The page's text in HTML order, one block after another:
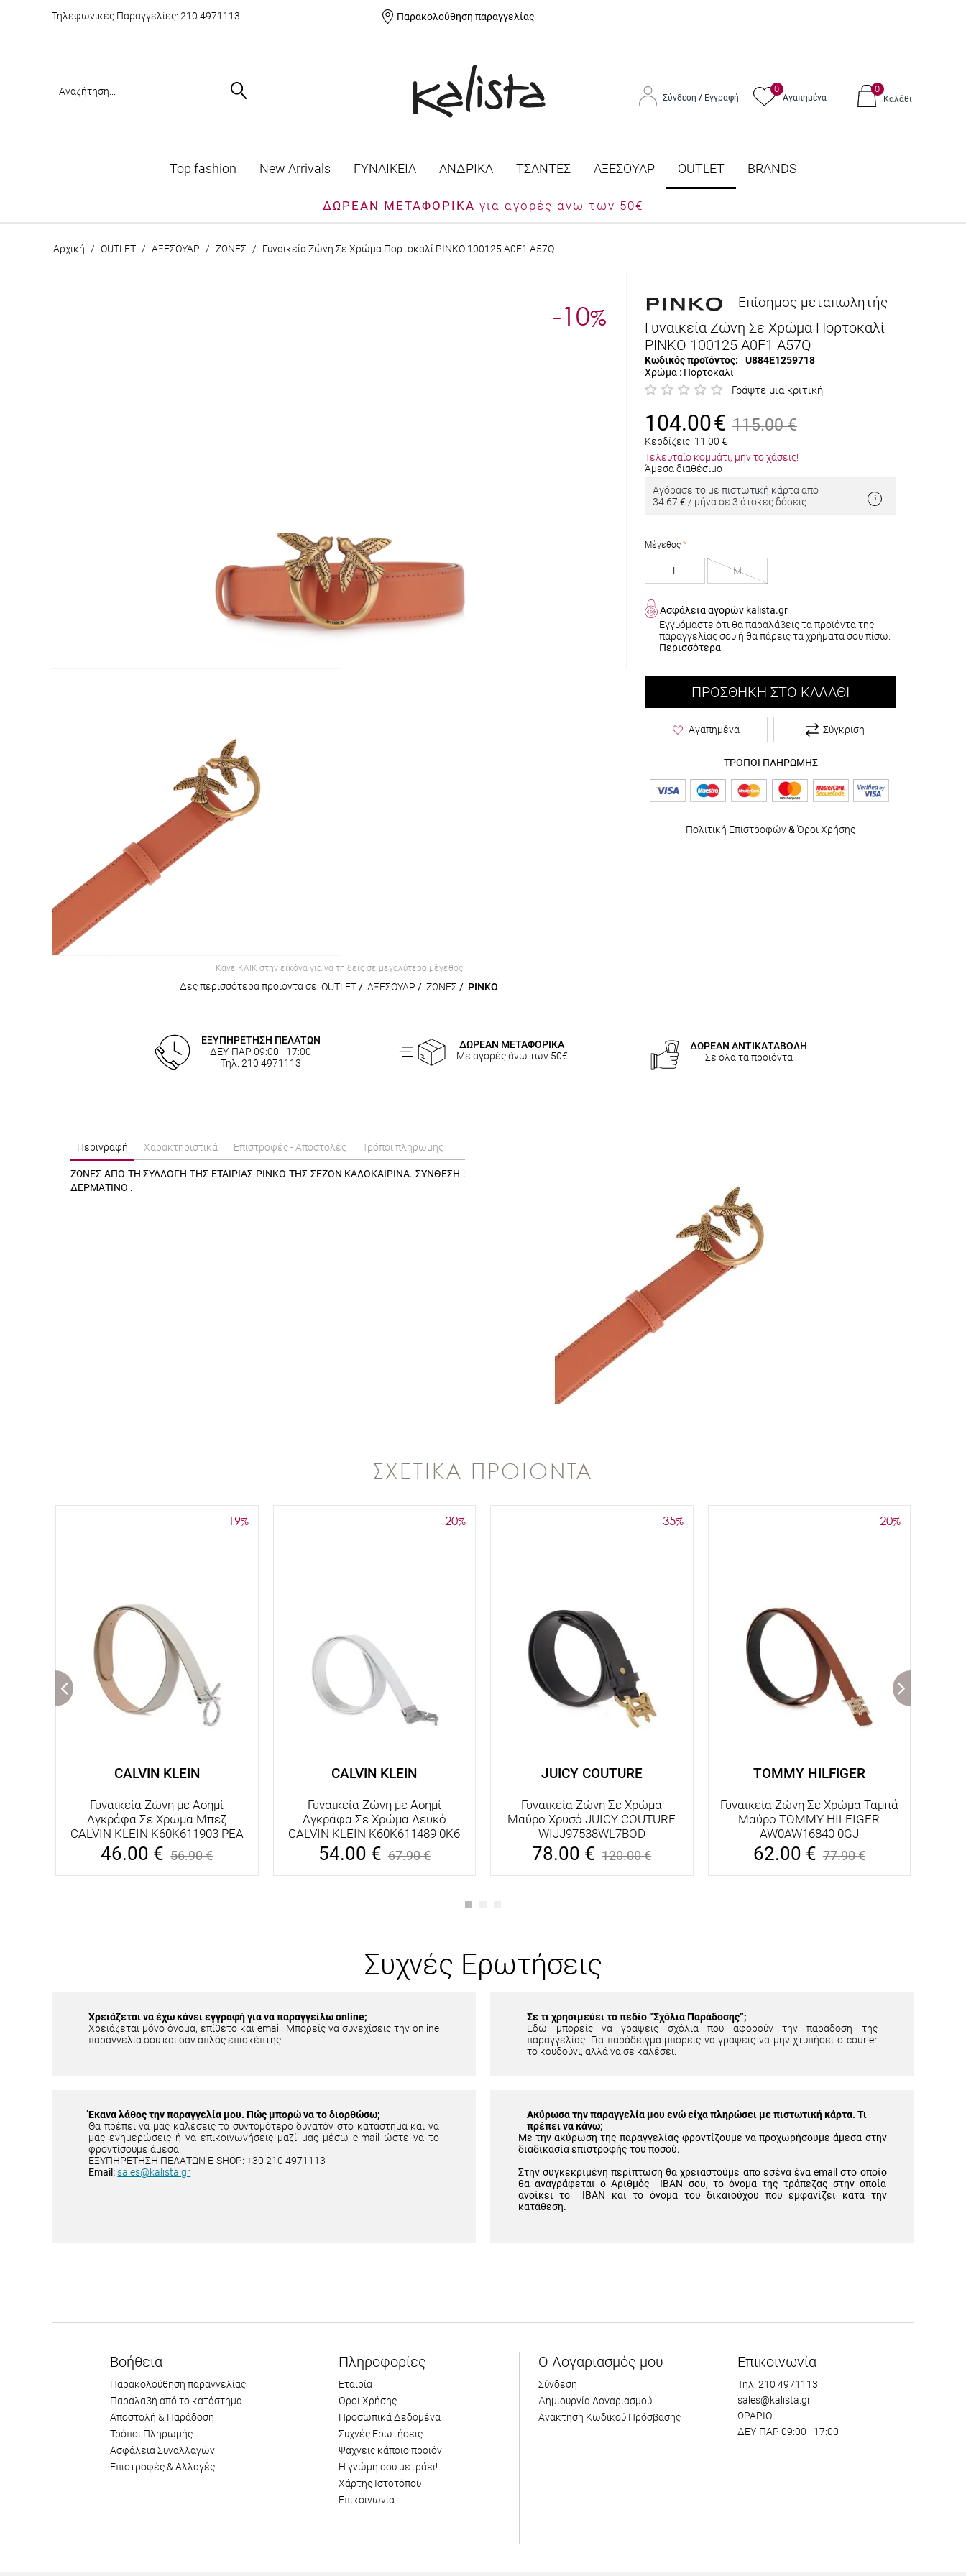
Τηλεφωνικές Παραγγελίες: 210 4971113 Παρακολούθηση παραγγελίας
Σύνδεση / Εγγραφή
0
Αγαπημένα
0
Καλάθι
Top fashion Νew Arrivals ΓΥΝΑΙΚΕΙΑ ΑΝΔΡΙΚΑ ΤΣΑΝΤΕΣ ΑΞΕΣΟΥΑΡ OUTLET BRANDS
ΔΩΡΕΑΝ ΜΕΤΑΦΟΡΙΚΑ για αγορές άνω των 50€
Αρχική / OUTLET / ΑΞΕΣΟΥΑΡ / ΖΩΝΕΣ / Γυναικεία Ζώνη Σε Χρώμα Πορτοκαλί PINKO 100125 A0F1 A57Q
-10%
Κάνε ΚΛΙΚ στην εικόνα για να τη δεις σε μεγαλύτερο μέγεθος
Δες περισσότερα προϊόντα σε: OUTLET/ ΑΞΕΣΟΥΑΡ / ΖΩΝΕΣ / PINKO
Επίσημος μεταπωλητής
Γυναικεία Ζώνη Σε Χρώμα Πορτοκαλί
PINKO 100125 A0F1 A57Q
Κωδικός προϊόντος:
U884E1259718
Χρώμα : Πορτοκαλί
Γράψτε μια κριτική
104.00€ 115.00 €
Κερδίζεις: 11.00 €
Τελευταίο κομμάτι, μην το χάσεις!
Άμεσα διαθέσιμο
Αγόρασε το με πιστωτική κάρτα από
34.67 € / μήνα σε 3 άτοκες δόσεις
Μέγεθος
L M
Ασφάλεια αγορών kalista.gr
Εγγυόμαστε ότι θα παραλάβεις τα προϊόντα της
παραγγελίας σου ή θα πάρεις τα χρήματα σου πίσω.
Περισσότερα
ΠΡΟΣΘΉΚΗ ΣΤΟ ΚΑΛΆΘΙ
Αγαπημένα Σύγκριση
ΤΡΟΠΟΙ ΠΛΗΡΩΜΗΣ
Πολιτική Επιστροφών& Όροι Χρήσης
ΕΞΥΠΗΡΕΤΗΣΗ ΠΕΛΑΤΩΝ
ΔΕΥ-ΠΑΡ 09:00 - 17:00
Τηλ: 210 4971113
ΔΩΡΕΑΝ ΜΕΤΑΦΟΡΙΚΑ
Με αγορές άνω των 50€
ΔΩΡΕΑΝ ΑΝΤΙΚΑΤΑΒΟΛΗ
Σε όλα τα προϊόντα
Περιγραφή Χαρακτηριστικά Επιστροφές - Αποστολές Τρόποι πληρωμής
ΖΩΝΕΣ ΑΠΟ ΤΗ ΣΥΛΛΟΓΗ ΤΗΣ ΕΤΑΙΡΙΑΣ PINKO ΤΗΣ ΣΕΖΟΝ ΚΑΛΟΚΑΙΡΙΝΑ. ΣΥΝΘΕΣΗ :
ΔΕΡΜΑΤΙΝΟ .
ΣΧΕΤΙΚΑ ΠΡΟΙΟΝΤΑ
-19%
CALVIN KLEIN
Γυναικεία Ζώνη με Ασημί
Αγκράφα Σε Χρώμα Μπεζ
CALVIN KLEIN K60K611903 PEA
46.00 € 56.90€
-20%
CALVIN KLEIN
Γυναικεία Ζώνη με Ασημί
Αγκράφα Σε Χρώμα Λευκό
CALVIN KLEIN K60K611489 0K6
54.00 € 67.90€
-35%
JUICY COUTURE
Γυναικεία Ζώνη Σε Χρώμα
Μαύρο Χρυσό JUICY COUTURE
WIJJ97538WL7BOD
78.00 € 120.00€
-20%
TOMMY HILFIGER
Γυναικεία Ζώνη Σε Χρώμα Ταμπά
Μαύρο TOMMY HILFIGER
AW0AW16840 0GJ
62.00 € 77.90€
Συχνές Ερωτήσεις
Χρειάζεται να έχω κάνει εγγραφή για να παραγγείλω online;
Χρειάζεται μόνο όνομα, επίθετο και email. Μπορείς να συνεχίσεις την online
παραγγελία σου και σαν απλός επισκέπτης.
Σε τι χρησιμεύει το πεδίο “Σχόλια Παράδοσης”;
Εδώ μπορείς να γράψεις σχόλια που αφορούν την παράδοση της
παραγγελίας. Για παράδειγμα μπορείς να γράψεις να μην χτυπήσει ο courier
το κουδούνι, αλλά να σε καλέσει.
Έκανα λάθος την παραγγελία μου. Πώς μπορώ να το διορθώσω;
Θα πρέπει να μας καλέσεις το συντομότερο δυνατόν στο κατάστημα και να
μας ενημερώσεις ή να επικοινωνήσεις μαζί μας μέσω e-mail ώστε να το
φροντίσουμε άμεσα.
ΕΞΥΠΗΡΕΤΗΣΗ ΠΕΛΑΤΩΝ E-SHOP: +30 210 4971113
Email: sales@kalista.gr
Ακύρωσα την παραγγελία μου ενώ είχα πληρώσει με πιστωτική κάρτα. Τι
πρέπει να κάνω;
Με την ακύρωση της παραγγελίας φροντίζουμε να προχωρήσουμε άμεσα στην
διαδικασία επιστροφής του ποσού.
Στην συγκεκριμένη περίπτωση θα χρειαστούμε απο εσένα ένα email στο οποίο
θα αναγράφεται ο Αριθμός IBAN σου, το όνομα της τράπεζας στην οποία
ανοίκει το IBAN και το όνομα του δικαιούχου που εμφανίζει κατά την
κατάθεση.
Βοήθεια
Παρακολούθηση παραγγελίας
Παραλαβή από το κατάστημα
Αποστολή & Παράδοση
Τρόποι Πληρωμής
Ασφάλεια Συναλλαγών
Επιστροφές & Αλλαγές
Πληροφορίες
Εταιρία
Όροι Χρήσης
Προσωπικά Δεδομένα
Συχνές Ερωτήσεις
Ψάχνεις κάποιο προϊόν;
Η γνώμη σου μετράει!
Χάρτης Ιστοτόπου
Επικοινωνία
Ο Λογαριασμός μου
Σύνδεση
Δημιουργία Λογαριασμού
Ανάκτηση Κωδικού Πρόσβασης
Επικοινωνία
Τηλ: 210 4971113
sales@kalista.gr
ΩΡΑΡΙΟ
ΔΕΥ-ΠΑΡ 09:00 - 17:00